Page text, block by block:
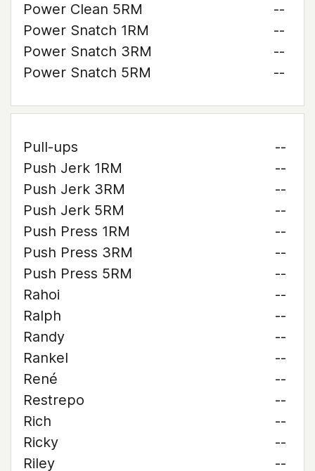
Power Clean 5RM
--
Power Snatch 1RM
--
Power Snatch 3RM
--
Power Snatch 5RM
--
Pull-ups
--
Push Jerk 1RM
--
Push Jerk 3RM
--
Push Jerk 5RM
--
Push Press 1RM
--
Push Press 3RM
--
Push Press 5RM
--
Rahoi
--
Ralph
--
Randy
--
Rankel
--
René
--
Restrepo
--
Rich
--
Ricky
--
Riley
--